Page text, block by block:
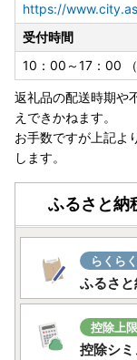
https://
受付時間
10：00～17：00 （
返礼品の配送時期や
えできかねます。
お手数ですが上記よ
します。
ふるさと納
らくら
ふるさ
控除上
控除シ